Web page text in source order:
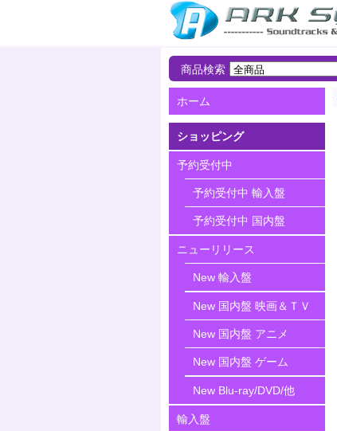
商品検索
ホーム
ショッピング
予約受付中
予約受付中 輸入盤
予約受付中 国内盤
ニューリリース
New 輸入盤
New 国内盤 映画＆ＴＶ
New 国内盤 アニメ
New 国内盤 ゲーム
New Blu-ray/DVD/他
輸入盤